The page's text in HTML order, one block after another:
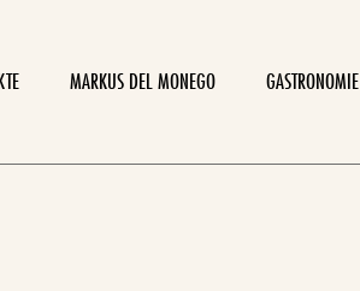
MARKUS DEL MONEGO GASTRONOMIE